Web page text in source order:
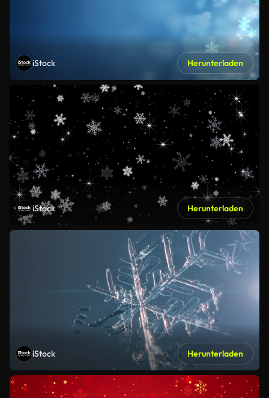
iStock Herunterladen
iStock Herunterladen
iStock Herunterladen